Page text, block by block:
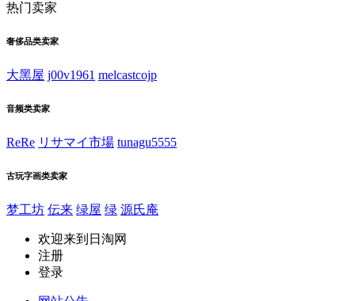
热门卖家
奢侈品类卖家
大黑屋 j00v1961 melcastcojp
音频类卖家
ReRe リサマイ市場 tunagu5555
古玩字画类卖家
梦工坊 伝来 绿屋 绿 源氏庵
欢迎来到日淘网
注册
登录